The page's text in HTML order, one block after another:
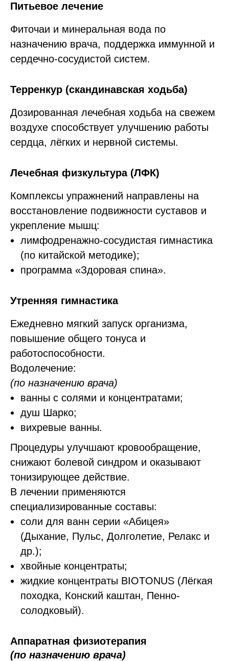
Питьевое лечение
Фиточаи и минеральная вода по
назначению врача, поддержка иммунной и
сердечно-сосудистой систем.
Терренкур (скандинавская ходьба)
Дозированная лечебная ходьба на свежем
воздухе способствует улучшению работы
сердца, лёгких и нервной системы.
Лечебная физкультура (ЛФК)
Комплексы упражнений направлены на
восстановление подвижности суставов и
укрепление мышц:
лимфодренажно-сосудистая гимнастика
(по китайской методике);
программа «Здоровая спина».
Утренняя гимнастика
Ежедневно мягкий запуск организма,
повышение общего тонуса и
работоспособности.
Водолечение:
(по назначению врача)
ванны с солями и концентратами;
душ Шарко;
вихревые ванны.
Процедуры улучшают кровообращение,
снижают болевой синдром и оказывают
тонизирующее действие.
В лечении применяются
специализированные составы:
соли для ванн серии «Абицея»
(Дыхание, Пульс, Долголетие, Релакс и
др.);
хвойные концентраты;
жидкие концентраты BIOTONUS (Лёгкая
походка, Конский каштан, Пенно-
солодковый).
Аппаратная физиотерапия
(по назначению врача)